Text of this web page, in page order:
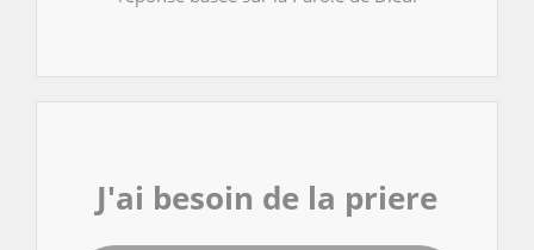
J'ai besoin de la priere